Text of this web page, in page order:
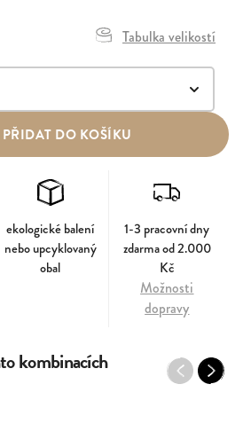
Tabulka velikostí
PŘIDAT DO KOŠÍKU
ekologické balení
nebo upcyklovaný
obal
1-3 pracovní dny
zdarma od 2.000
Kč
Možnosti
dopravy
kombinacích PreviousNext